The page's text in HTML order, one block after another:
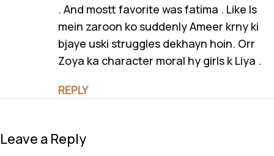
. And mostt favorite was fatima . Like Is
mein zaroon ko suddenly Ameer krny ki
bjaye uski struggles dekhayn hoin. Orr
Zoya ka character moral hy girls k Liya .
REPLY
Leave a Reply